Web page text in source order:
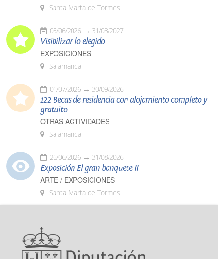
Santa Marta de Tormes
05/06/2026 31/03/2027
Visibilizar lo elegido
EXPOSICIONES
Salamanca
01/07/2026 30/09/2026
122 Becas de residencia con alojamiento completo y
gratuito
OTRAS ACTIVIDADES
Salamanca
26/06/2026 31/08/2026
Exposición El gran banquete II
ARTE / EXPOSICIONES
Santa Marta de Tormes